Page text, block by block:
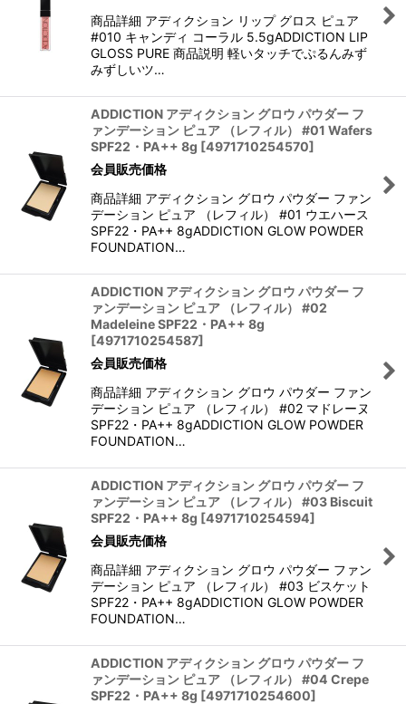
商品詳細 アディクション リップ グロス ピュア
#010 キャンディ コーラル 5.5gADDICTION LIP
GLOSS PURE 商品説明 軽いタッチでぷるんみず
みずしいツ…
ADDICTION アディクション グロウ パウダー フ
ァンデーション ピュア （レフィル） #01 Wafers
SPF22・PA++ 8g [4971710254570]
会員販売価格
商品詳細 アディクション グロウ パウダー ファン
デーション ピュア （レフィル） #01 ウエハース
SPF22・PA++ 8gADDICTION GLOW POWDER
FOUNDATION…
ADDICTION アディクション グロウ パウダー フ
ァンデーション ピュア （レフィル） #02
Madeleine SPF22・PA++ 8g
[4971710254587]
会員販売価格
商品詳細 アディクション グロウ パウダー ファン
デーション ピュア （レフィル） #02 マドレーヌ
SPF22・PA++ 8gADDICTION GLOW POWDER
FOUNDATION…
ADDICTION アディクション グロウ パウダー フ
ァンデーション ピュア （レフィル） #03 Biscuit
SPF22・PA++ 8g [4971710254594]
会員販売価格
商品詳細 アディクション グロウ パウダー ファン
デーション ピュア （レフィル） #03 ビスケット
SPF22・PA++ 8gADDICTION GLOW POWDER
FOUNDATION…
ADDICTION アディクション グロウ パウダー フ
ァンデーション ピュア （レフィル） #04 Crepe
SPF22・PA++ 8g [4971710254600]